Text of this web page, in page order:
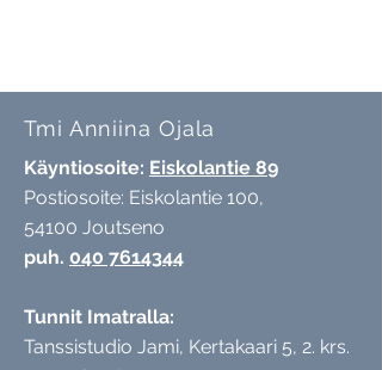
Tmi Anniina Ojala
Käyntiosoite: Eiskolantie 89
Postiosoite: Eiskolantie 100,
54100 Joutseno
puh. 040 7614344
Tunnit Imatralla:
Tanssistudio Jami, Kertakaari 5, 2. krs.